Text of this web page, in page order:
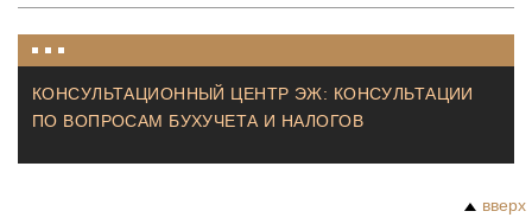
КОНСУЛЬТАЦИОННЫЙ ЦЕНТР ЭЖ: КОНСУЛЬТАЦИИ
ПО ВОПРОСАМ БУХУЧЕТА И НАЛОГОВ
вверх